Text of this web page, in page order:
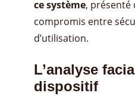
ce système, présenté
compromis entre
d’utilisation.
L’analyse
dispositif